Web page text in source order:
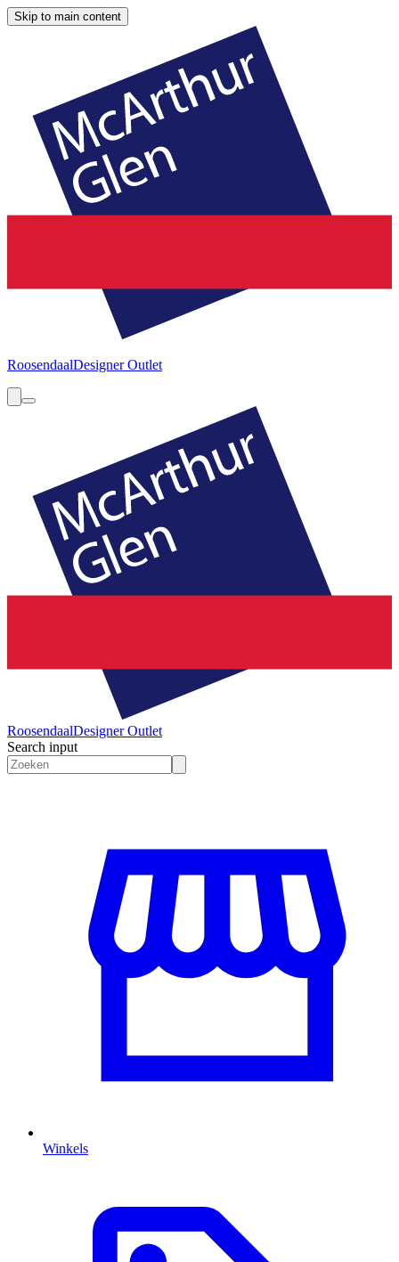
Skip to main content
RoosendaalDesigner Outlet
RoosendaalDesigner Outlet
Search input
Winkels